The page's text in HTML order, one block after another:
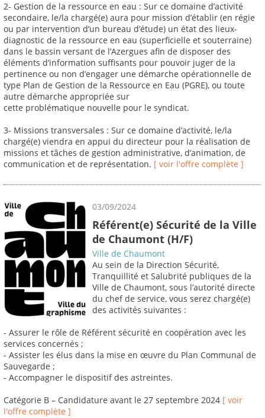
2- Gestion de la ressource en eau : Sur ce domaine d’activité
secondaire, le/la chargé(e) aura pour mission d’établir (en régie
ou par intervention d’un bureau d’étude) un état des lieux-
diagnostic de la ressource en eau (superficielle et souterraine)
dans le bassin versant de l’Azergues afin de disposer des
éléments d’information suffisants pour pouvoir juger de la
pertinence ou non d’engager une démarche opérationnelle de
type Plan de Gestion de la Ressource en Eau (PGRE), ou toute
autre démarche appropriée sur
cette problématique nouvelle pour le syndicat.
3- Missions transversales : Sur ce domaine d’activité, le/la
chargé(e) viendra en appui du directeur pour la réalisation de
missions et tâches de gestion administrative, d’animation, de
communication et de représentation. [ voir l'offre complète ]
03/09/2024
Référent(e) Sécurité de la Ville
de Chaumont (H/F)
Ville de Chaumont
Au sein de la Direction Sécurité,
Tranquillité et Salubrité publiques de la
Ville de Chaumont, sous l’autorité directe
du chef de service, vous serez chargé(e)
des activités suivantes :
- Assurer le rôle de Référent sécurité en coopération avec les
services concernés ;
- Assister les élus dans la mise en œuvre du Plan Communal de
Sauvegarde ;
- Accompagner le dispositif des astreintes.
Catégorie B – Candidature avant le 27 septembre 2024 [ voir
l'offre complète ]